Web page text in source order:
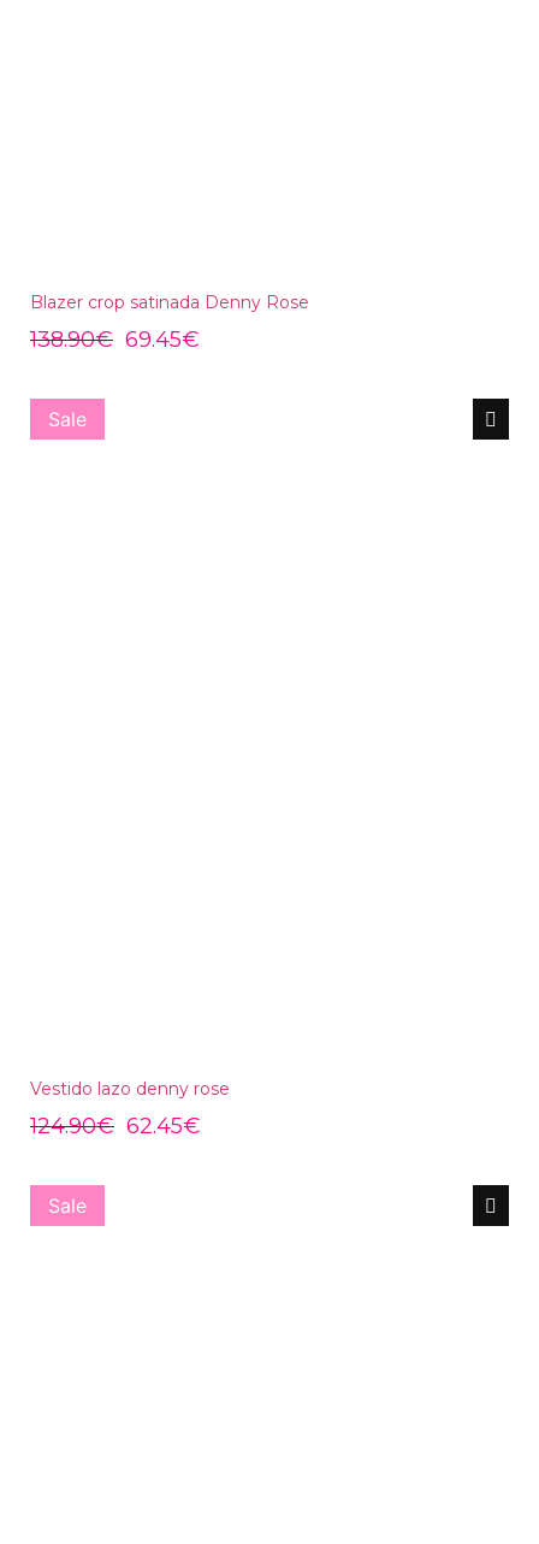
Blazer crop satinada Denny Rose
138.90€ 69.45€
Sale
Vestido lazo denny rose
124.90€ 62.45€
Sale